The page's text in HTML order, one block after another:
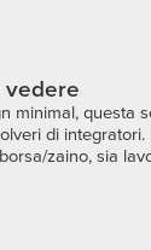
vedere
minimal, questa
di
zaino, sia